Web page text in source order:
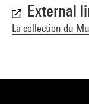
Voir la notice sur
External
La collection du